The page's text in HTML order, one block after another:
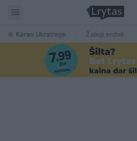
Karas Ukrainoje Žalioji erdvė